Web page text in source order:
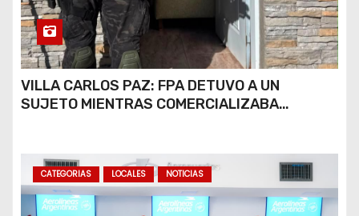
VILLA CARLOS PAZ: FPA DETUVO A UN
SUJETO MIENTRAS COMERCIALIZABA
CATEGORIAS LOCALES NOTICIAS